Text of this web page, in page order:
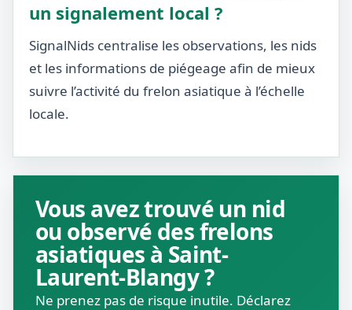
un signalement local ?
SignalNids centralise les observations, les nids
et les informations de piégeage afin de mieux
suivre l’activité du frelon asiatique à l’échelle
locale.
Vous avez trouvé un nid
ou observé des frelons
asiatiques à Saint-
Laurent-Blangy ?
Ne prenez pas de risque inutile. Déclarez